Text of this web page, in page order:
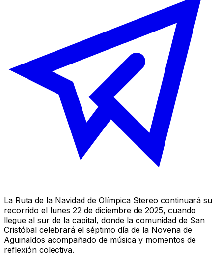
La Ruta de la Navidad de Olímpica Stereo continuará su
recorrido el lunes 22 de diciembre de 2025, cuando
llegue al sur de la capital, donde la comunidad de San
Cristóbal celebrará el séptimo día de la Novena de
Aguinaldos acompañado de música y momentos de
reflexión colectiva.